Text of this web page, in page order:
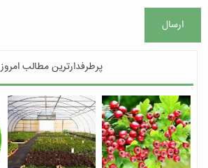
ارسال
پرطرفدارترین مطالب امروز